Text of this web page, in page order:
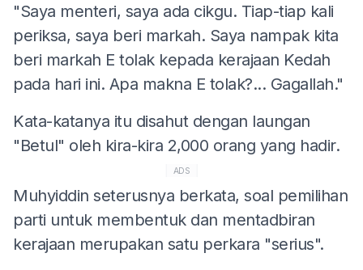
"Saya menteri, saya ada cikgu. Tiap-tiap kali
periksa, saya beri markah. Saya nampak kita
beri markah E tolak kepada kerajaan Kedah
pada hari ini. Apa makna E tolak?... Gagallah."
Kata-katanya itu disahut dengan laungan
"Betul" oleh kira-kira 2,000 orang yang hadir.
ADS
Muhyiddin seterusnya berkata, soal pemilihan
parti untuk membentuk dan mentadbiran
kerajaan merupakan satu perkara "serius".